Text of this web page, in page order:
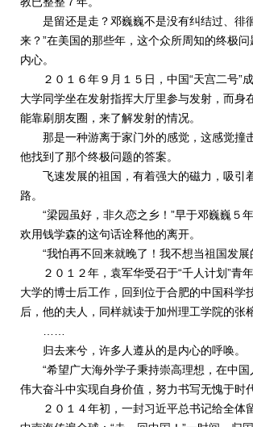
是留还是走？邓巍巍不是没有纠结过、徘
来？”在美国的那些年，这个众所周知的终极
内心。
２０１６年９月１５日，中国“天宫二号”
大学同学坐在发射指挥大厅里参与发射，而身
能靠刷朋友圈，来了解发射的情况。
那是一种游离于家门外的感觉，这感觉撞
他找到了那个终极问题的答案。
飞速发展的祖国，有着强大的磁力，吸引
路。
“梁园虽好，非久恋之乡！”早于邓巍巍５
欢用钱学森的这句话诠释他的离开。
“我怕再不回来就晚了！我不想当祖国发展
２０１２年，袁军华受召于“千人计划”青
大学的博士后工作，回到位于合肥的中国科学
后，他的夫人，同样就读于加州理工学院的张
归去来兮，许多人遵从的是内心的呼唤。
“希望广大海外学子秉持崇高理想，在中
伟大奋斗中实现自身价值，努力书写无愧于时
２０１４年初，一封习近平总书记给全体